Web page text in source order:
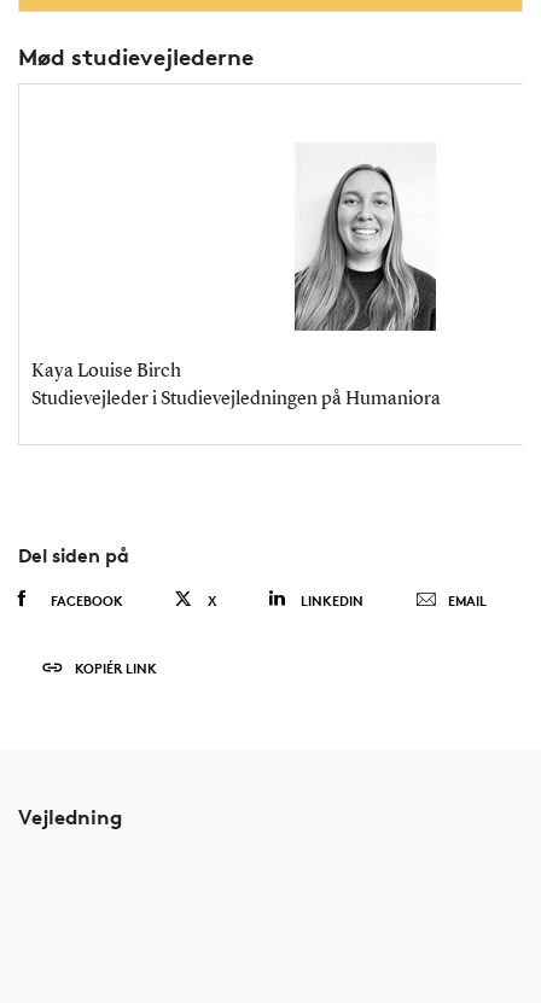
Mød studievejlederne
Kaya Louise Birch
Studievejleder i Studievejledningen på Humaniora
Del siden på
FACEBOOK X LINKEDIN EMAIL
KOPIÉR LINK
Vejledning